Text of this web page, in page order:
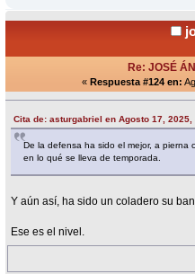
Re: JOSÉ
« Respuesta #124 en:
Cita de: asturgabriel en Agosto 17, 2025,
De la defensa ha sido el mejor, a pierna
en lo qué se lleva de temporada.
Y aún así, ha sido un coladero su
Ese es el nivel.